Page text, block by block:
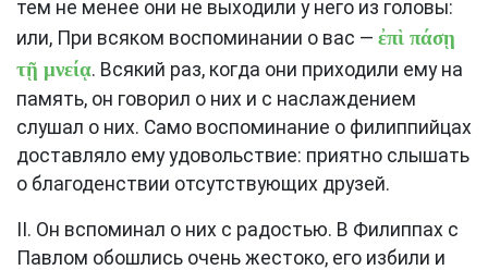
тем не менее они не выходили у него из головы:
или, При всяком воспоминании о вас — ἐπὶ πάσῃ
τῇ μνείᾳ. Всякий раз, когда они приходили ему на
память, он говорил о них и с наслаждением
слушал о них. Само воспоминание о филиппийцах
доставляло ему удовольствие: приятно слышать
о благоденствии отсутствующих друзей.
II. Он вспоминал о них с радостью. В Филиппах с
Павлом обошлись очень жестоко, его избили и